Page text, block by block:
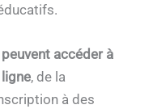
peuvent accéder à
, de la
à des